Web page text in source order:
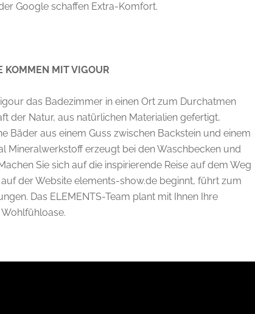
Google schaffen Extra-Komfort.
KOMMEN MIT VIGOUR
das Badezimmer in einen Ort zum Durchatmen
der Natur, aus natürlichen Materialien gefertigt,
Bäder aus einem Guss zwischen Backstein und einem
Mineralwerkstoff erzeugt bei den Waschbecken und
Sie sich auf die inspirierende Reise auf dem Weg
der Website elements-show.de beginnt, führt zum
Das ELEMENTS-Team plant mit Ihnen Ihre